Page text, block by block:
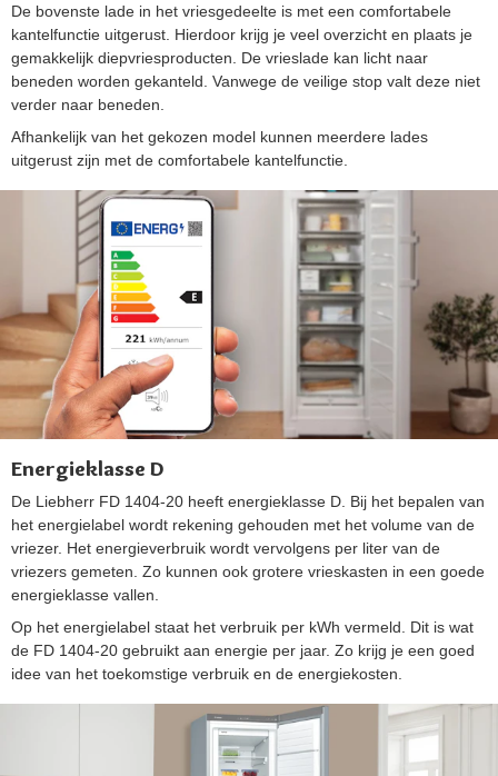
De bovenste lade in het vriesgedeelte is met een comfortabele
kantelfunctie uitgerust. Hierdoor krijg je veel overzicht en plaats je
gemakkelijk diepvriesproducten. De vrieslade kan licht naar
beneden worden gekanteld. Vanwege de veilige stop valt deze niet
verder naar beneden.
Afhankelijk van het gekozen model kunnen meerdere lades
uitgerust zijn met de comfortabele kantelfunctie.
Energieklasse D
De Liebherr FD 1404-20 heeft energieklasse D. Bij het bepalen van
het energielabel wordt rekening gehouden met het volume van de
vriezer. Het energieverbruik wordt vervolgens per liter van de
vriezers gemeten. Zo kunnen ook grotere vrieskasten in een goede
energieklasse vallen.
Op het energielabel staat het verbruik per kWh vermeld. Dit is wat
de FD 1404-20 gebruikt aan energie per jaar. Zo krijg je een goed
idee van het toekomstige verbruik en de energiekosten.